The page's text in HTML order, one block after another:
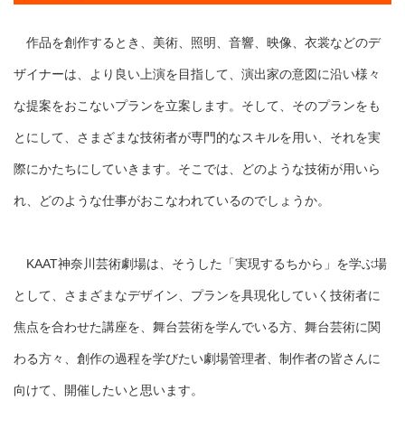
作品を創作するとき、美術、照明、音響、映像、衣裳などのデ
ザイナーは、より良い上演を目指して、演出家の意図に沿い様々
な提案をおこないプランを立案します。そして、そのプランをも
とにして、さまざまな技術者が専門的なスキルを用い、それを実
際にかたちにしていきます。そこでは、どのような技術が用いら
れ、どのような仕事がおこなわれているのでしょうか。
KAAT神奈川芸術劇場は、そうした「実現するちから」を学ぶ場
として、さまざまなデザイン、プランを具現化していく技術者に
焦点を合わせた講座を、舞台芸術を学んでいる方、舞台芸術に関
わる方々、創作の過程を学びたい劇場管理者、制作者の皆さんに
向けて、開催したいと思います。